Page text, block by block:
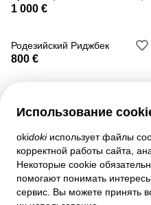
1 000 €
Родезийский Риджбек
800 €
Использование
okidokiиспользует файлы
корректной работы сайта,
Некоторые cookie
помогают понимать
сервис. Вы можете принять
Служба поддержки
Помощь
Правила и соглашения
Настройки приватности